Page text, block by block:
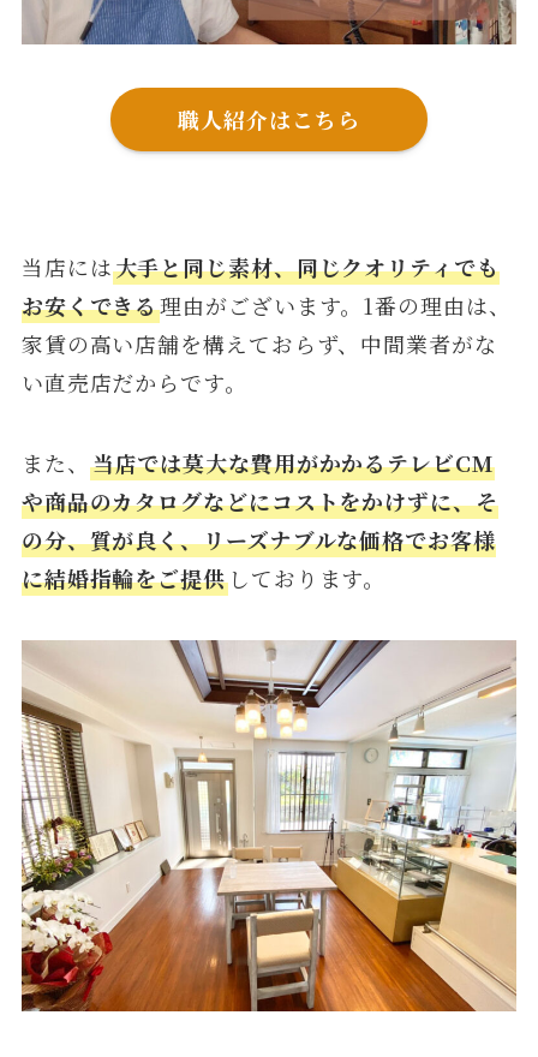
職人紹介はこちら
当店には大手と同じ素材、同じクオリティでも
お安くできる理由がございます。1番の理由は、
家賃の高い店舗を構えておらず、中間業者がな
い直売店だからです。
また、 当店では莫大な費用がかかるテレビCM
や商品のカタログなどにコストをかけずに、そ
の分、質が良く、リーズナブルな価格でお客様
に結婚指輪をご提供しております。